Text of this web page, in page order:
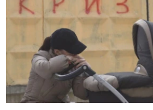
ЭЖЕ-СИҢДИЛЕР
АЗАТТЫК+
ЫҢГАЙСЫЗ СУРООЛОР
ОНЛАЙН ШЕРИНЕ
ЭЕ/АРнун бардык сайттары